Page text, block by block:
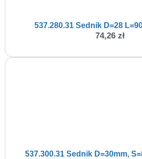
537.280.31 Sednik D=28
74,26 zł
537.300.31 Sednik D=30mm,